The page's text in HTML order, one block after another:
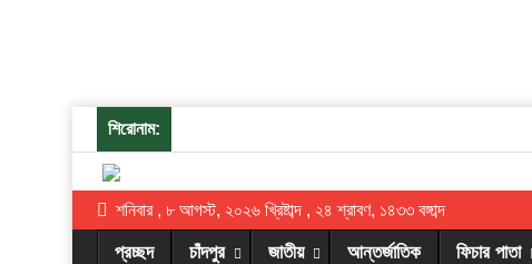
শিরোনাম:
শনিবার , ৮ আগস্ট, ২০২৬ খ্রিষ্টাব্দ , ২৪ শ্রাবণ, ১৪৩৩ বঙ্গাব্দ
প্রচ্ছদ চাঁদপুর জাতীয় আন্তর্জাতিক ফিচার পাতা